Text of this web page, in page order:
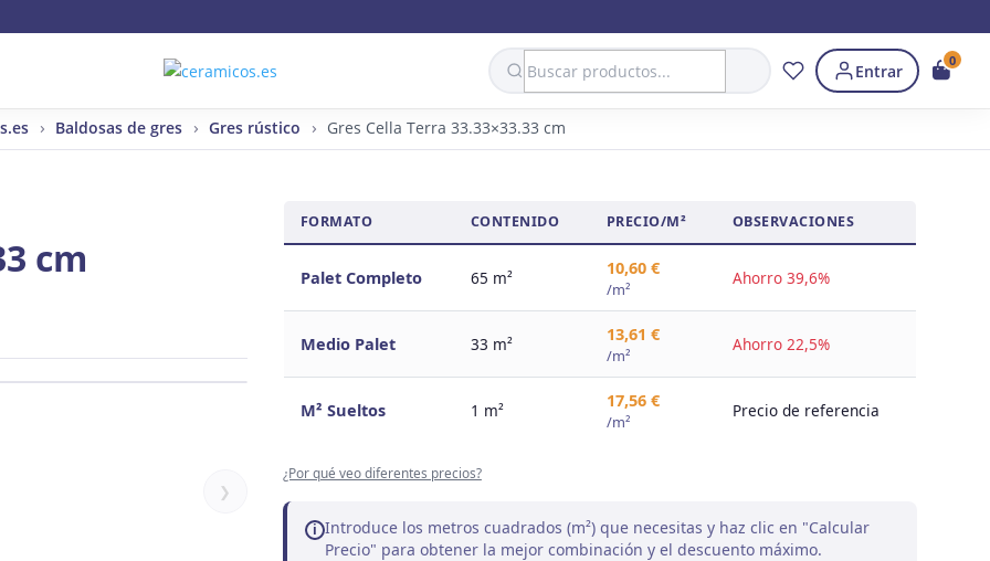
Search Entrar
0
Baldosas de gres Gres rústico Gres Cella Terra 33.33×33.33 cm
cm
❯
FORMATO CONTENIDO PRECIO/M² OBSERVACIONES
Palet Completo 65 m² 10,60 €
/m²
Ahorro 39,6%
Medio Palet 33 m² 13,61 €
/m²
Ahorro 22,5%
M² Sueltos 1 m² 17,56 €
/m²
Precio de referencia
¿Por qué veo diferentes precios?
i Introduce los metros cuadrados (m²) que necesitas y haz clic en "Calcular
Precio" para obtener la mejor combinación y el descuento máximo.